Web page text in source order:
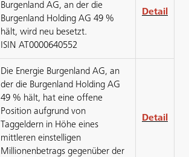
Burgenland AG, an der die
Burgenland Holding AG 49 %
hält, wird neu besetzt.
ISIN AT0000640552
Detail
Die Energie Burgenland AG, an
der die Burgenland Holding AG
49 % hält, hat eine offene
Position aufgrund von
Taggeldern in Höhe eines
mittleren einstelligen
Millionenbetrags gegenüber der
Detail